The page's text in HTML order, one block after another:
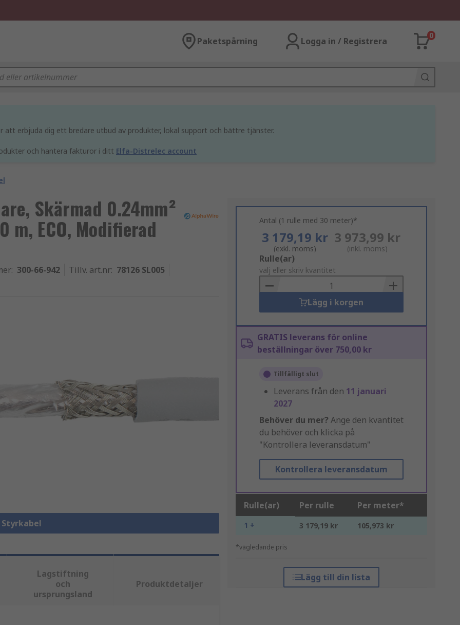
Paketspårning Logga in / Registrera
0
att erbjuda dig ett bredare utbud av produkter, lokal support och bättre tjänster.
och hantera fakturor i ditt Elfa-Distrelec account
Skärmad 0.24mm²
m, ECO, Modifierad
: 300-66-942 Tillv. art.nr: 78126 SL005
Styrkabel
Antal (1 rulle med 30 meter)*
3 179,19 kr
(exkl. moms)
3 973,99 kr
(inkl. moms)
Add
to
Basket
Rulle(ar)
välj eller skriv kvantitet
Lägg i korgen
GRATIS leverans för online
beställningar över 750,00 kr
Tillfälligt slut
Leverans från den 11 januari
2027
Behöver du mer? Ange den kvantitet
du behöver och klicka på
"Kontrollera leveransdatum"
Kontrollera leveransdatum
Rulle(ar) Per rulle Per meter*
1 + 3 179,19 kr 105,973 kr
*vägledande pris
Lägg till din lista
Lagstiftning
och
ursprungsland
Produktdetaljer